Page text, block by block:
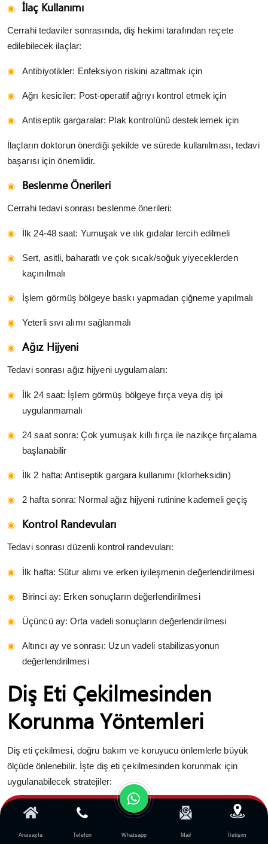
İlaç Kullanımı
Cerrahi tedaviler sonrasında, diş hekimi tarafından reçete
edilebilecek ilaçlar:
Antibiyotikler: Enfeksiyon riskini azaltmak için
Ağrı kesiciler: Post-operatif ağrıyı kontrol etmek için
Antiseptik gargaralar: Plak kontrolünü desteklemek için
İlaçların doktorun önerdiği şekilde ve sürede kullanılması, tedavi
başarısı için önemlidir.
Beslenme Önerileri
Cerrahi tedavi sonrası beslenme önerileri:
İlk 24-48 saat: Yumuşak ve ılık gıdalar tercih edilmeli
Sert, asitli, baharatlı ve çok sıcak/soğuk yiyeceklerden
kaçınılmalı
İşlem görmüş bölgeye baskı yapmadan çiğneme yapılmalı
Yeterli sıvı alımı sağlanmalı
Ağız Hijyeni
Tedavi sonrası ağız hijyeni uygulamaları:
İlk 24 saat: İşlem görmüş bölgeye fırça veya diş ipi
uygulanmamalı
24 saat sonra: Çok yumuşak kıllı fırça ile nazikçe fırçalama
başlanabilir
İlk 2 hafta: Antiseptik gargara kullanımı (klorheksidin)
2 hafta sonra: Normal ağız hijyeni rutinine kademeli geçiş
Kontrol Randevuları
Tedavi sonrası düzenli kontrol randevuları:
İlk hafta: Sütur alımı ve erken iyileşmenin değerlendirilmesi
Birinci ay: Erken sonuçların değerlendirilmesi
Üçüncü ay: Orta vadeli sonuçların değerlendirilmesi
Altıncı ay ve sonrası: Uzun vadeli stabilizasyonun
değerlendirilmesi
Diş Eti Çekilmesinden
Korunma Yöntemleri
Diş eti çekilmesi, doğru bakım ve koruyucu önlemlerle büyük
ölçüde önlenebilir. İşte diş eti çekilmesinden korunmak için
uygulanabilecek stratejiler:
Doğru Diş Fırçalama Tekniği
Anasayfa Telefon Whatsapp Mail İletişim